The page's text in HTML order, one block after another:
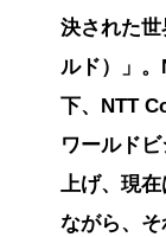
決された
ルド）」
下、NTT
ワールド
上げ、現
ながら、